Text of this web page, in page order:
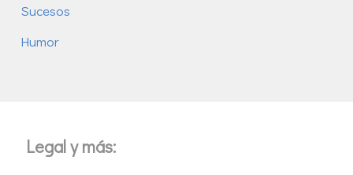
Sucesos
Humor
Legal y más: